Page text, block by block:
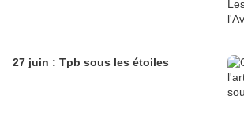
27 juin : Tpb sous les étoiles